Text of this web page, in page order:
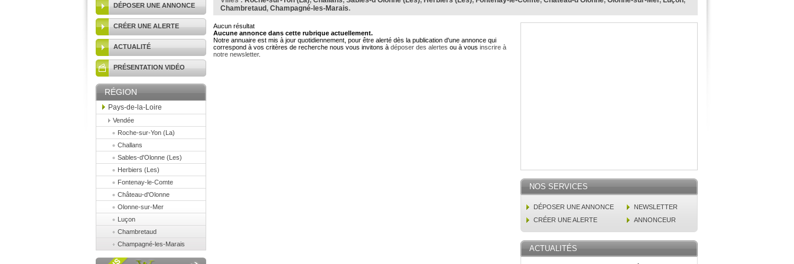
DÉPOSER UNE ANNONCE
CRÉER UNE ALERTE
ACTUALITÉ
PRÉSENTATION VIDÉO
RÉGION
Pays-de-la-Loire
Vendée
Roche-sur-Yon (La)
Challans
Sables-d'Olonne (Les)
Herbiers (Les)
Fontenay-le-Comte
Château-d'Olonne
Olonne-sur-Mer
Luçon
Chambretaud
Champagné-les-Marais
Chambretaud , Champagné-les-Marais.
Aucun résultat
Aucune annonce dans cette rubrique actuellement.
Notre annuaire est mis à jour quotidiennement, pour être alerté dès la publication d'une annonce qui
correspond à vos critères de recherche nous vous invitons à déposer des alertes ou à vous inscrire à
notre newsletter.
NOS SERVICES
DÉPOSER UNE ANNONCE
NEWSLETTER
CRÉER UNE ALERTE
ANNONCEUR
ACTUALITÉS